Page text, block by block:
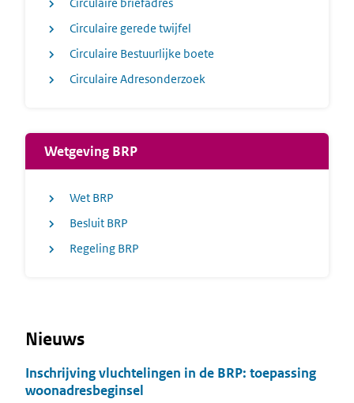
Circulaire gerede twijfel
Circulaire Bestuurlijke boete
Circulaire Adresonderzoek
Wetgeving BRP
Wet BRP
Besluit BRP
Regeling BRP
Nieuws
Inschrijving vluchtelingen in de BRP: toepassing
woonadresbeginsel